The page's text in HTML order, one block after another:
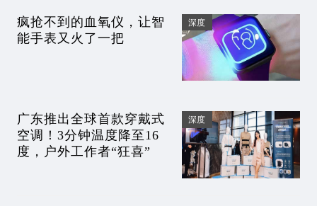
疯抢不到的血氧仪，让智
能手表又火了一把
深度
广东推出全球首款穿戴式
空调！3分钟温度降至16
度，户外工作者“狂喜”
深度